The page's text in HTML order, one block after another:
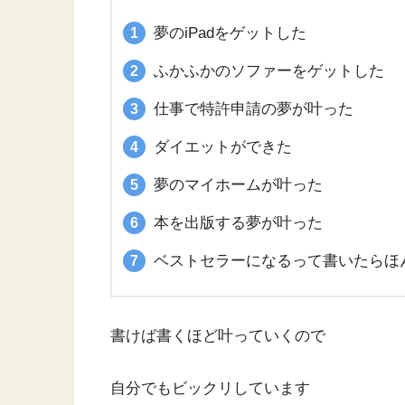
夢のiPadをゲットした
ふかふかのソファーをゲットした
仕事で特許申請の夢が叶った
ダイエットができた
夢のマイホームが叶った
本を出版する夢が叶った
ベストセラーになるって書いたらほ
書けば書くほど叶っていくので
自分でもビックリしています